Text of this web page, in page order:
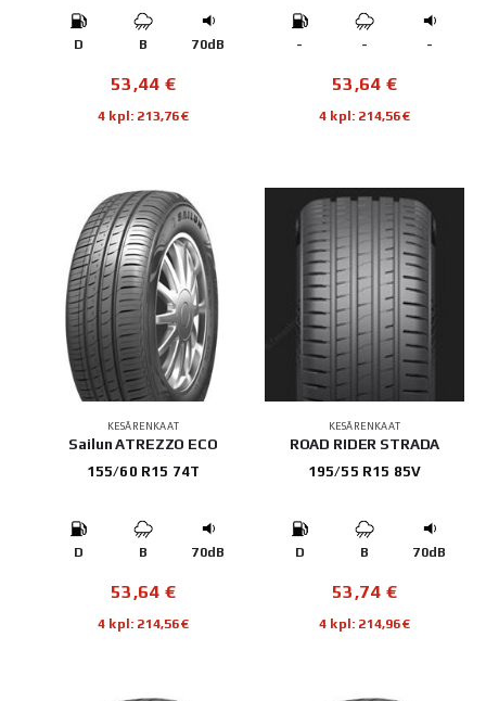
D B 70dB
53,44 €
4 kpl: 213,76€
- - -
53,64 €
4 kpl: 214,56€
KESÄRENKAAT
Sailun ATREZZO ECO
155/60 R15 74T
D B 70dB
53,64 €
4 kpl: 214,56€
KESÄRENKAAT
ROAD RIDER STRADA
195/55 R15 85V
D B 70dB
53,74 €
4 kpl: 214,96€